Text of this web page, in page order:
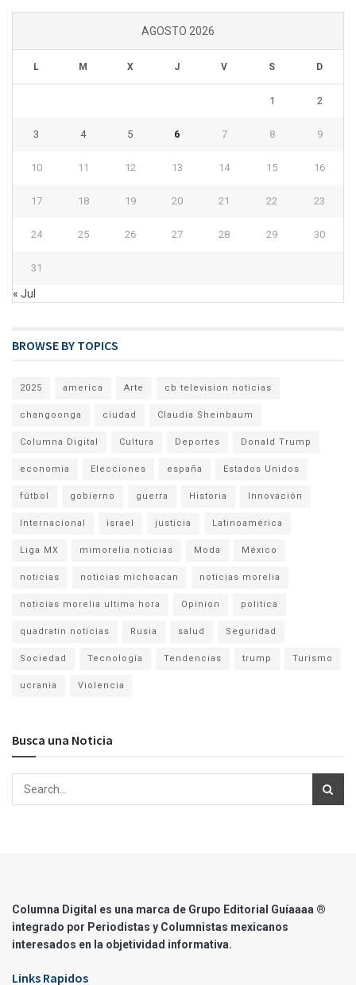
AGOSTO 2026
L M X J V S D
1 2
3 4 5 6 7 8 9
10 11 12 13 14 15 16
17 18 19 20 21 22 23
24 25 26 27 28 29 30
31
« Jul
BROWSE BY TOPICS
2025 america Arte cb television noticias
changoonga ciudad Claudia Sheinbaum
Columna Digital Cultura Deportes Donald Trump
economia Elecciones españa Estados Unidos
fútbol gobierno guerra Historia Innovación
Internacional israel justicia Latinoamérica
Liga MX mimorelia noticias Moda México
noticias noticias michoacan noticias morelia
noticias morelia ultima hora Opinion politica
quadratin noticias Rusia salud Seguridad
Sociedad Tecnología Tendencias trump Turismo
ucrania Violencia
Busca una Noticia
Columna Digital es una marca de Grupo Editorial Guíaaaa ®
integrado por Periodistas y Columnistas mexicanos
interesados en la objetividad informativa.
Links Rapidos